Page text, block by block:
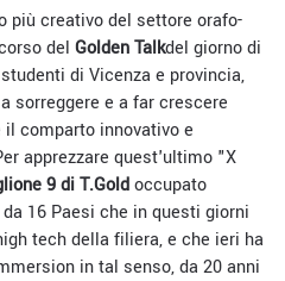
più creativo del settore orafo-
del Golden Talkdel giorno di
di Vicenza e provincia,
a sorreggere e a far crescere
comparto innovativo e
apprezzare quest'ultimo "X
9 di T.Goldoccupato
16 Paesi che in questi giorni
tech della filiera, e che ieri ha
in tal senso, da 20 anni